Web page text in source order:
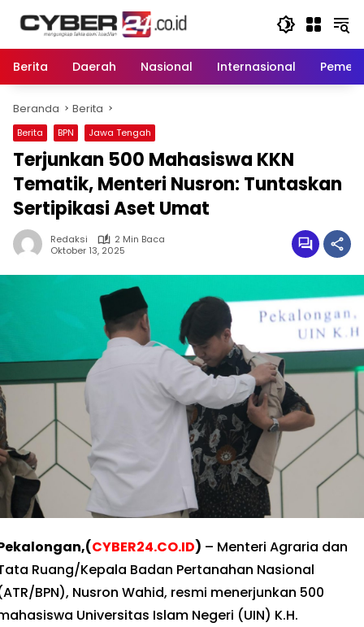
Berita
Daerah Nasional Internasional
Beranda Berita
Berita BPN Jawa Tengah
Terjunkan 500 Mahasiswa KKN
Tematik, Menteri Nusron: Tuntaskan
Sertipikasi Aset Umat
Redaksi
2 Min Baca
Oktober 13, 2025
CYBER24.CO.ID) – Menteri Agraria dan
Ruang/Kepala Badan Pertanahan Nasional
BPN), Nusron Wahid, resmi menerjunkan 500
Universitas Islam Negeri (UIN) K.H.